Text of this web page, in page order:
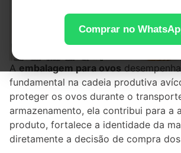
Comprar no
A embalagem para ovos
fundamental na cadeia produtiva
proteger os ovos durante o
armazenamento, ela contribui para a
produto, fortalece a identidade da
diretamente a decisão de compra